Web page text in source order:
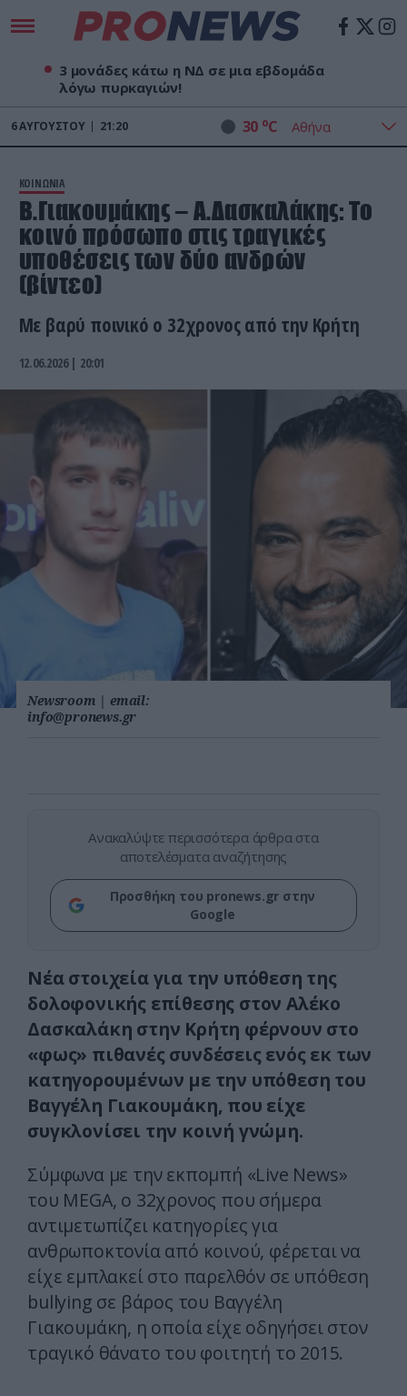
3 μονάδες κάτω η ΝΔ σε μια εβδομάδα
λόγω πυρκαγιών!
6ΑΥΓΟΎΣΤΟΥ 21:20 30 oC
ΚΟΙΝΩΝΙΑ
Β.Γιακουμάκης – Α.Δασκαλάκης: Το
κοινό πρόσωπο στις τραγικές
υποθέσεις των δύο ανδρών
(βίντεο)
Με βαρύ ποινικό ο 32χρονος από την Κρήτη
12.06.2026 | 20:01
Newsroom | email:
info@pronews.gr
Ανακαλύψτε περισσότερα άρθρα στα
αποτελέσματα αναζήτησης
Προσθήκη του pronews.gr στην
Google
Νέα στοιχεία για την υπόθεση της
δολοφονικής επίθεσης στον Αλέκο
Δασκαλάκη στην Κρήτη φέρνουν στο
«φως» πιθανές συνδέσεις ενός εκ των
κατηγορουμένων με την υπόθεση του
Βαγγέλη Γιακουμάκη, που είχε
συγκλονίσει την κοινή γνώμη.
Σύμφωνα με την εκπομπή «Live News»
του MEGA, ο 32χρονος που σήμερα
αντιμετωπίζει κατηγορίες για
ανθρωποκτονία από κοινού, φέρεται να
είχε εμπλακεί στο παρελθόν σε υπόθεση
bullying σε βάρος του Βαγγέλη
Γιακουμάκη, η οποία είχε οδηγήσει στον
τραγικό θάνατο του φοιτητή το 2015.